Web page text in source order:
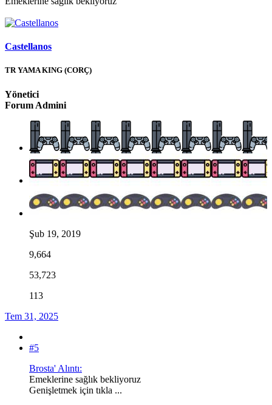
Castellanos
TR YAMA KING (CORÇ)
Yönetici
Forum Admini
Şub 19, 2019
9,664
53,723
113
Tem 31, 2025
#5
Brosta' Alıntı:
Emeklerine sağlık bekliyoruz
Genişletmek için tıkla ...